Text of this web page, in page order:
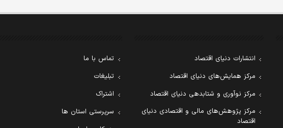
انتشارات دنیای اقتصاد
مرکز همایش‌های دنیای اقتصاد
مرکز نوآوری و شتابدهی دنیای اقتصاد
مرکز پژوهش‌های مالی و اقتصادی دنیای
اقتصاد
تماس با ما
تبلیغات
اشتراک
سرپرستی استان ها